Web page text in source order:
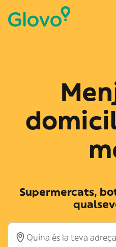
Supermercats,